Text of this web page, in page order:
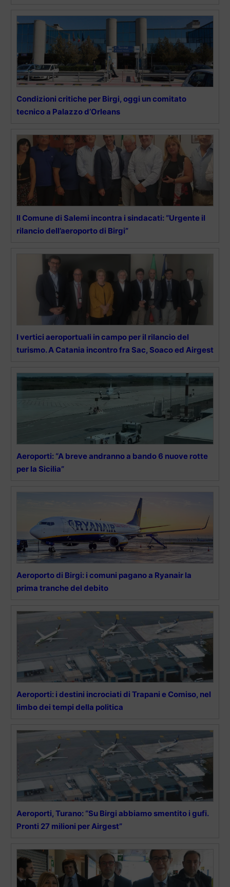
Condizioni critiche per Birgi, oggi un comitato
tecnico a Palazzo d’Orleans
Il Comune di Salemi incontra i sindacati: “Urgente il
rilancio dell’aeroporto di Birgi”
I vertici aeroportuali in campo per il rilancio del
turismo. A Catania incontro fra Sac, Soaco ed Airgest
Aeroporti: “A breve andranno a bando 6 nuove rotte
per la Sicilia”
Aeroporto di Birgi: i comuni pagano a Ryanair la
prima tranche del debito
Aeroporti: i destini incrociati di Trapani e Comiso, nel
limbo dei tempi della politica
Aeroporti, Turano: “Su Birgi abbiamo smentito i gufi.
Pronti 27 milioni per Airgest”